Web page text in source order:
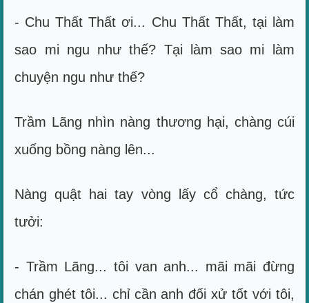
- Chu Thất Thất ơi... Chu Thất Thất, tại làm
sao mi ngu như thế? Tại làm sao mi làm
chuyện ngu như thế?
Trầm Lãng nhìn nàng thương hại, chàng cúi
xuống bồng nàng lên...
Nàng quật hai tay vòng lấy cổ chàng, tức
tưởi:
- Trầm Lãng... tôi van anh... mãi mãi đừng
chán ghét tôi... chỉ cần anh đối xử tốt với tôi,